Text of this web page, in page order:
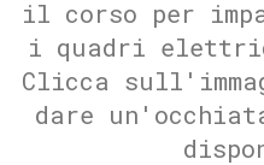
il corso per
i quadri
Clicca
dare